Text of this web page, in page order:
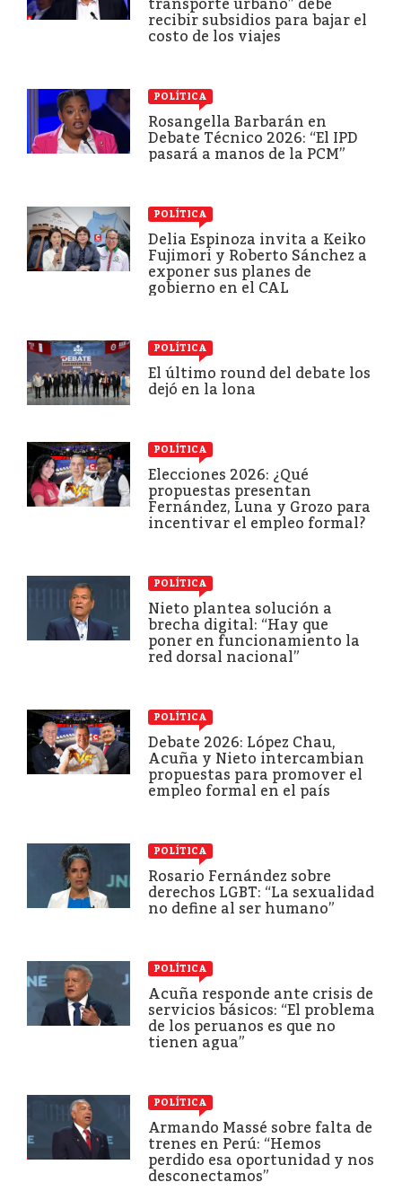
transporte urbano” debe
recibir subsidios para bajar el
costo de los viajes
POLÍTICA
Rosangella Barbarán en
Debate Técnico 2026: “El IPD
pasará a manos de la PCM”
POLÍTICA
Delia Espinoza invita a Keiko
Fujimori y Roberto Sánchez a
exponer sus planes de
gobierno en el CAL
POLÍTICA
El último round del debate los
dejó en la lona
POLÍTICA
Elecciones 2026: ¿Qué
propuestas presentan
Fernández, Luna y Grozo para
incentivar el empleo formal?
POLÍTICA
Nieto plantea solución a
brecha digital: “Hay que
poner en funcionamiento la
red dorsal nacional”
POLÍTICA
Debate 2026: López Chau,
Acuña y Nieto intercambian
propuestas para promover el
empleo formal en el país
POLÍTICA
Rosario Fernández sobre
derechos LGBT: “La sexualidad
no define al ser humano”
POLÍTICA
Acuña responde ante crisis de
servicios básicos: “El problema
de los peruanos es que no
tienen agua”
POLÍTICA
Armando Massé sobre falta de
trenes en Perú: “Hemos
perdido esa oportunidad y nos
desconectamos”